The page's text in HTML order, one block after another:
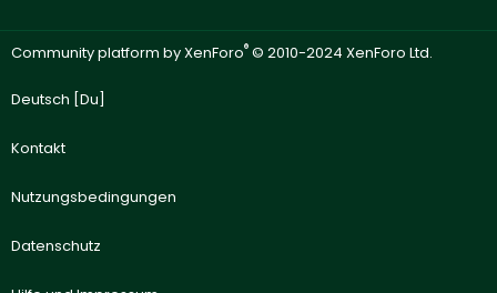
Community platform by XenForo® © 2010-2024 XenForo Ltd.
Deutsch [Du]
Kontakt
Nutzungsbedingungen
Datenschutz